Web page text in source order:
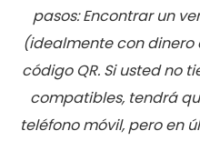
pasos: Encontrar un
(idealmente con dinero
código QR. Si usted no
compatibles, tendrá
teléfono móvil, pero en